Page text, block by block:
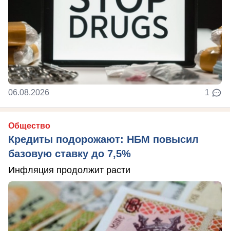
06.08.2026 1
Общество
Кредиты подорожают: НБМ повысил
базовую ставку до 7,5%
Инфляция продолжит расти